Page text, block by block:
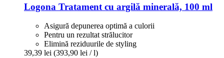
Logona Tratament cu argilă minerală, 100 ml
Asigură depunerea optimă a culorii
Pentru un rezultat strălucitor
Elimină reziduurile de styling
39,39 lei (393,90 lei / l)